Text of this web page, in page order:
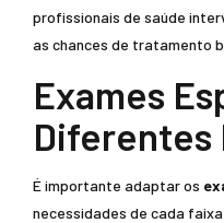
profissionais de saúde
as chances de tratamento
Exames
Diferentes
É importante adaptar os
necessidades de cada